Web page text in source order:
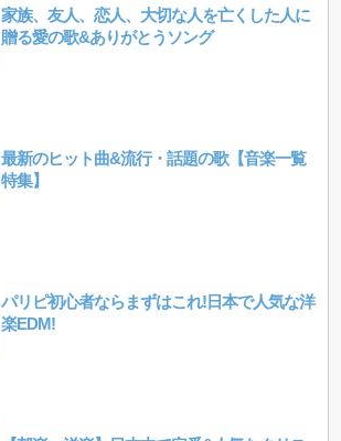
家族、友人、恋人、大切な人を亡くした人に
贈る愛の歌&ありがとうソング
最新のヒット曲&流行・話題の歌【音楽一覧
特集】
パリピ初心者ならまずはこれ!日本で人気な洋
楽EDM!